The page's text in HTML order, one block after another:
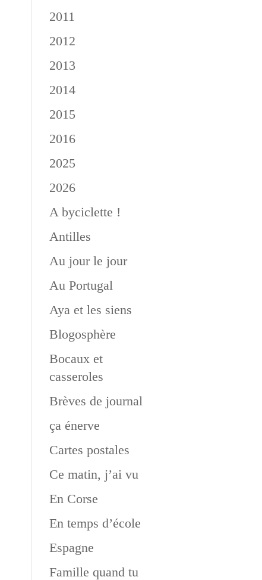
2011
2012
2013
2014
2015
2016
2025
2026
A byciclette !
Antilles
Au jour le jour
Au Portugal
Aya et les siens
Blogosphère
Bocaux et
casseroles
Brèves de journal
ça énerve
Cartes postales
Ce matin, j’ai vu
En Corse
En temps d’école
Espagne
Famille quand tu